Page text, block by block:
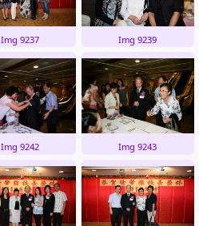
Img 9237 Img 9239
Img 9242 Img 9243